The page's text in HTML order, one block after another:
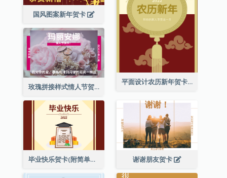
国风图案新年贺卡
平面设计农历新年贺卡与装饰
玫瑰拼接样式情人节贺卡
毕业快乐贺卡(附简单配图) 谢谢朋友贺卡